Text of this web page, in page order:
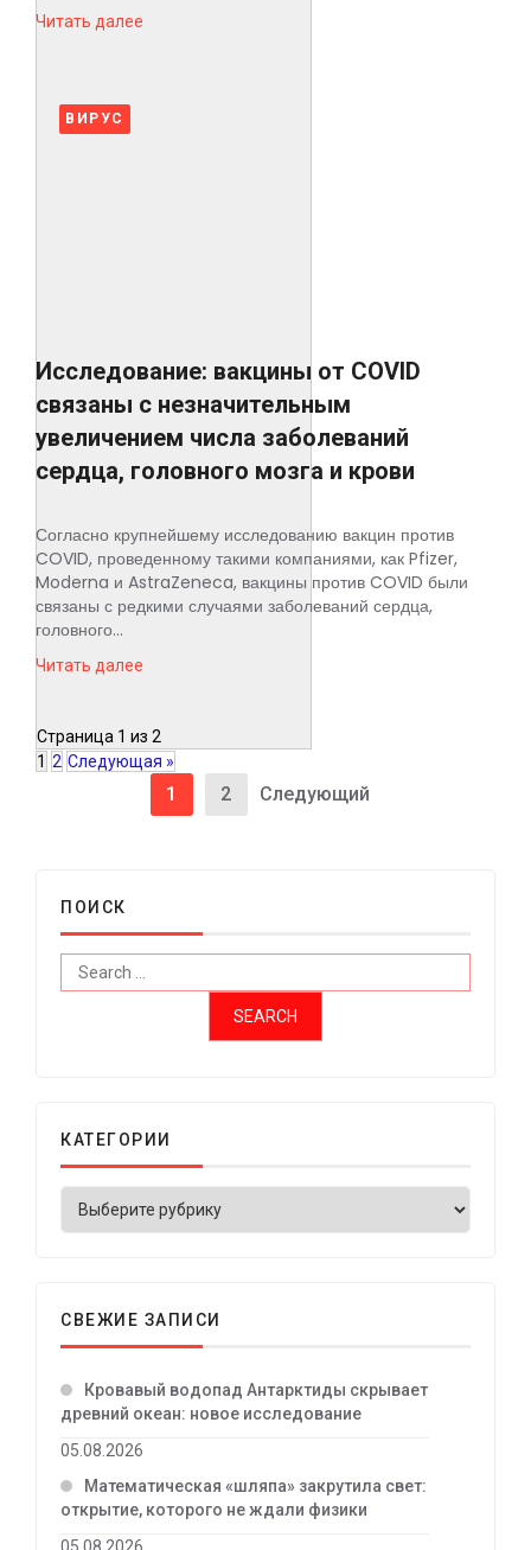
Читать далее
ВИРУС
Исследование: вакцины от COVID
связаны с незначительным
увеличением числа заболеваний
сердца, головного мозга и крови
Согласно крупнейшему исследованию вакцин против
COVID, проведенному такими компаниями, как Pfizer,
Moderna и AstraZeneca, вакцины против COVID были
связаны с редкими случаями заболеваний сердца,
головного...
Читать далее
Страница 1 из 2
1 2 Следующая »
1 2 Следующий
ПОИСК
КАТЕГОРИИ
СВЕЖИЕ ЗАПИСИ
Кровавый водопад Антарктиды скрывает
древний океан: новое исследование
05.08.2026
Математическая «шляпа» закрутила свет:
открытие, которого не ждали физики